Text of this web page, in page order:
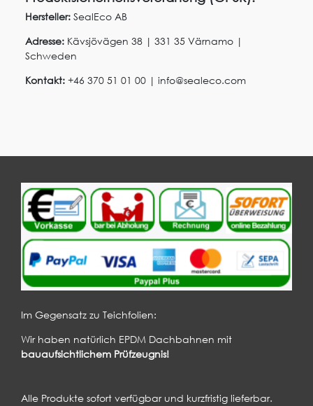
Hersteller: SealEco AB
Adresse: Kävsjövägen 38 | 331 35 Värnamo |
Schweden
Kontakt: +46 370 51 01 00 | info@sealeco.com
Im Gegensatz zu Teichfolien:
Wir haben natürlich EPDM Dachbahnen mit
bauaufsichtlichem Prüfzeugnis!
Alle Produkte sofort verfügbar und kurzfristig lieferbar.